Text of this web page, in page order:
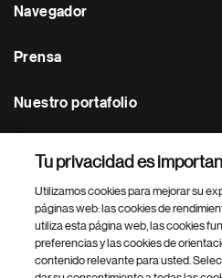
Navegador
Prensa
Nuestro portafolio
Footer Site Search
Tu privacidad es
Utilizamos cookies para mejorar su
páginas web: las cookies de
utiliza esta página web, las cookies
preferencias y las cookies de
contenido relevante para usted.